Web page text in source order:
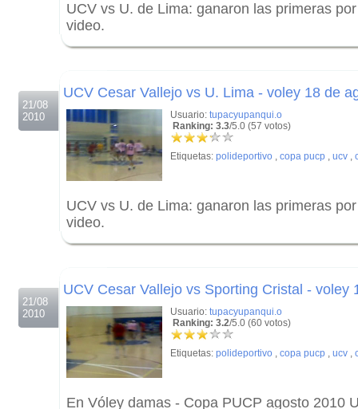
UCV vs U. de Lima: ganaron las primeras
video.
21/08
2010
UCV Cesar Vallejo vs U. Lima - voley 18 de
Usuario: tupacyupanqui.o
Ranking: 3.3/5.0 (57 votos)
Etiquetas: polideportivo , copa pucp , ucv ,
UCV vs U. de Lima: ganaron las primeras
video.
21/08
2010
UCV Cesar Vallejo vs Sporting Cristal - voley
Usuario: tupacyupanqui.o
Ranking: 3.2/5.0 (60 votos)
Etiquetas: polideportivo , copa pucp , ucv ,
En Vóley damas - Copa PUCP agosto 2010